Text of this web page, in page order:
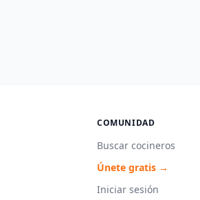
COMUNIDAD
Buscar cocineros
Únete gratis →
Iniciar sesión